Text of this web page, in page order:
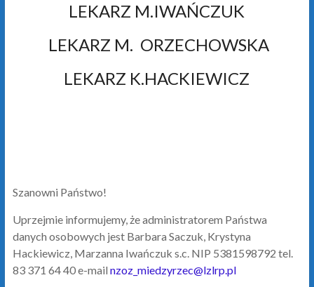
LEKARZ M.IWAŃCZUK
LEKARZ M. ORZECHOWSKA
LEKARZ K.HACKIEWICZ
Szanowni Państwo!
Uprzejmie informujemy, że administratorem Państwa
danych osobowych jest Barbara Saczuk, Krystyna
Hackiewicz, Marzanna Iwańczuk s.c. NIP 5381598792 tel.
83 371 64 40 e-mail nzoz_miedzyrzec@lzlrp.pl